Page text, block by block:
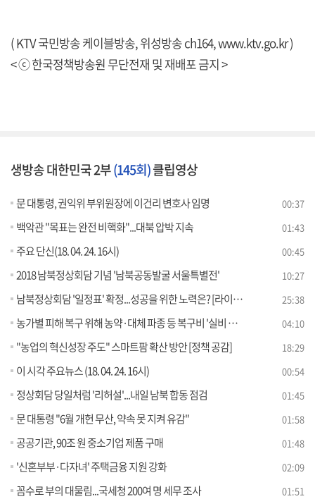
( KTV 국민방송 케이블방송, 위성방송 ch164,www.ktv.go.kr)
< ⓒ 한국정책방송원 무단전재 및 재배포 금지 >
생방송 대한민국 2부(145회)클립영상
문 대통령, 권익위 부위원장에 이건리 변호사 임명 00:37
백악관 "목표는 완전 비핵화"...대북 압박 지속 01:43
주요 단신(18. 04. 24. 16시) 00:45
2018 남북정상회담 기념 '남북공동발굴 서울특별전' 10:27
남북정상회담 '일정표' 확정...성공을 위한 노력은? [라이브 이슈] 25:38
농가별 피해 복구 위해 농약·대체 파종 등 복구비 '실비 지원' [e 브리핑] 04:10
"농업의 혁신성장 주도" 스마트팜 확산 방안 [정책 공감] 18:29
이 시각 주요뉴스 (18. 04. 24. 16시) 00:54
정상회담 당일처럼 '리허설'...내일 남북 합동 점검 01:45
문 대통령 "6월 개헌 무산, 약속 못 지켜 유감" 01:58
공공기관, 90조 원 중소기업 제품 구매 01:48
'신혼부부·다자녀' 주택금융 지원 강화 02:09
꼼수로 부의 대물림...국세청 200여 명 세무 조사 01:51